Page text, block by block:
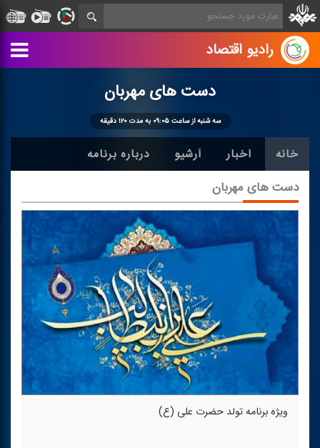
رادیو اقتصاد
دست های مهربان
سه شنبه از ساعت ۰۹:۰۵ به مدت ۱۲۰ دقیقه
خانه اخبار آرشیو درباره برنامه
دست های مهربان
ویژه برنامه تولد حضرت علی (ع)